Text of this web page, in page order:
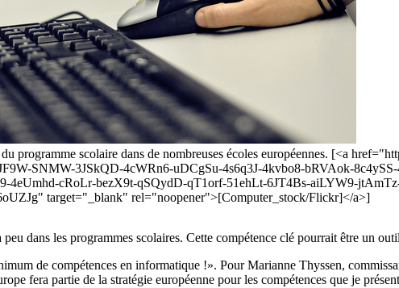
programme scolaire dans de nombreuses écoles européennes. [<a
SNMW-3JSkQD-4cWRn6-uDCgSu-4s6q3J-4kvbo8-bRVAok-
4eUmhd-cRoLr-bezX9t-qSQydD-qT1orf-51ehLt-6JT4Bs-aiLYW9-
target="_blank" rel="noopener">[Computer_stock/Flickr]</a>]
dans les programmes scolaires. Cette compétence clé pourrait être un
de compétences en informatique !». Pour Marianne Thyssen,
fera partie de la stratégie européenne pour les compétences que je